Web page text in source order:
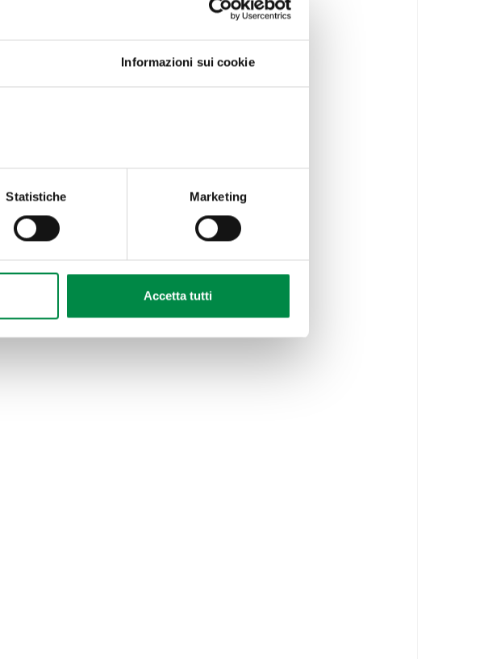
Informazioni sui cookie
Statistiche Marketing
Accetta tutti